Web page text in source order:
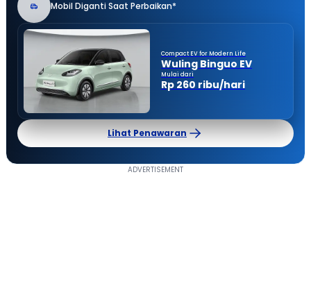
Mobil Diganti Saat Perbaikan*
Compact EV for Modern Life
Wuling Binguo EV
Mulai dari
Rp 260 ribu/hari
Lihat Penawaran